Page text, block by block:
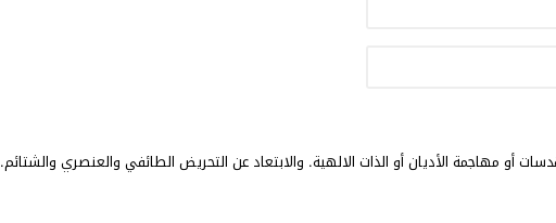
أو مهاجمة الأديان أو الذات الالهية. والابتعاد عن التحريض الطائفي والعنصري والشتائم.